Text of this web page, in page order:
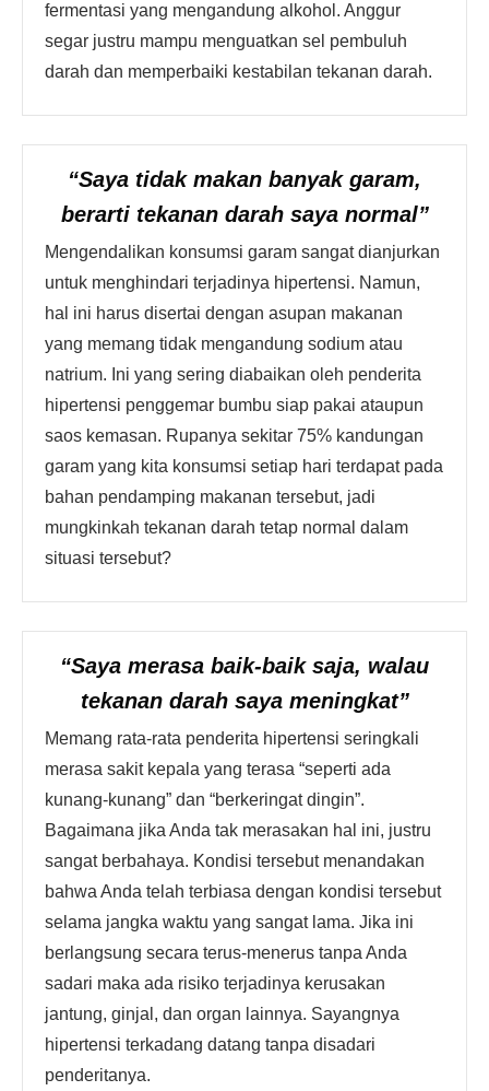
fermentasi yang mengandung alkohol. Anggur
segar justru mampu menguatkan sel pembuluh
darah dan memperbaiki kestabilan tekanan darah.
“Saya tidak makan banyak garam,
berarti tekanan darah saya normal”
Mengendalikan konsumsi garam sangat dianjurkan
untuk menghindari terjadinya hipertensi. Namun,
hal ini harus disertai dengan asupan makanan
yang memang tidak mengandung sodium atau
natrium. Ini yang sering diabaikan oleh penderita
hipertensi penggemar bumbu siap pakai ataupun
saos kemasan. Rupanya sekitar 75% kandungan
garam yang kita konsumsi setiap hari terdapat pada
bahan pendamping makanan tersebut, jadi
mungkinkah tekanan darah tetap normal dalam
situasi tersebut?
“Saya merasa baik-baik saja, walau
tekanan darah saya meningkat”
Memang rata-rata penderita hipertensi seringkali
merasa sakit kepala yang terasa “seperti ada
kunang-kunang” dan “berkeringat dingin”.
Bagaimana jika Anda tak merasakan hal ini, justru
sangat berbahaya. Kondisi tersebut menandakan
bahwa Anda telah terbiasa dengan kondisi tersebut
selama jangka waktu yang sangat lama. Jika ini
berlangsung secara terus-menerus tanpa Anda
sadari maka ada risiko terjadinya kerusakan
jantung, ginjal, dan organ lainnya. Sayangnya
hipertensi terkadang datang tanpa disadari
penderitanya.